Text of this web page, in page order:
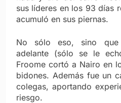
sus líderes en los 93 días
acumuló en sus piernas.
No sólo eso, sino que
adelante (sólo se le
Froome cortó a Nairo en
bidones. Además fue un
colegas, aportando
riesgo.